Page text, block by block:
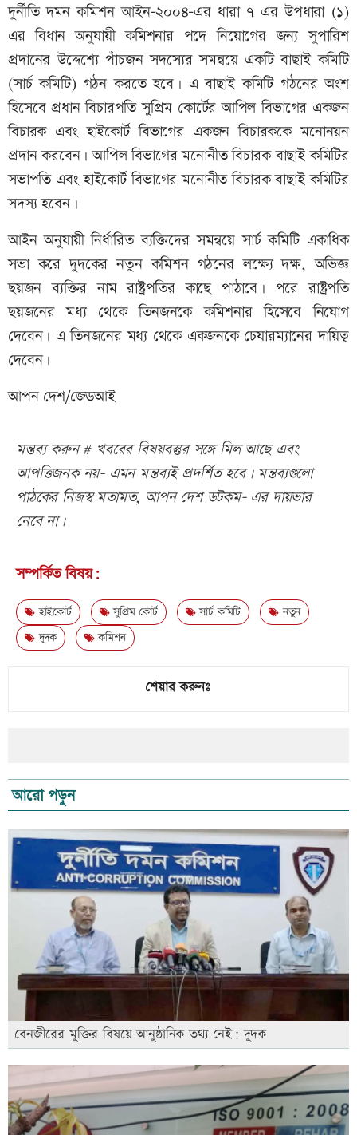
দুর্নীতি দমন কমিশন আইন-২০০৪-এর ধারা ৭ এর উপধারা (১)
এর বিধান অনুযায়ী কমিশনার পদে নিয়োগের জন্য সুপারিশ
প্রদানের উদ্দেশ্যে পাঁচজন সদস্যের সমন্বয়ে একটি বাছাই কমিটি
(সার্চ কমিটি) গঠন করতে হবে। এ বাছাই কমিটি গঠনের অংশ
হিসেবে প্রধান বিচারপতি সুপ্রিম কোর্টের আপিল বিভাগের একজন
বিচারক এবং হাইকোর্ট বিভাগের একজন বিচারককে মনোনয়ন
প্রদান করবেন। আপিল বিভাগের মনোনীত বিচারক বাছাই কমিটির
সভাপতি এবং হাইকোর্ট বিভাগের মনোনীত বিচারক বাছাই কমিটির
সদস্য হবেন।
আইন অনুযায়ী নির্ধারিত ব্যক্তিদের সমন্বয়ে সার্চ কমিটি একাধিক
সভা করে দুদকের নতুন কমিশন গঠনের লক্ষ্যে দক্ষ, অভিজ্ঞ
ছয়জন ব্যক্তির নাম রাষ্ট্রপতির কাছে পাঠাবে। পরে রাষ্ট্রপতি
ছয়জনের মধ্য থেকে তিনজনকে কমিশনার হিসেবে নিযোগ
দেবেন। এ তিনজনের মধ্য থেকে একজনকে চেযারম্যানের দায়িত্ব
দেবেন।
আপন দেশ/জেডআই
মন্তব্য করুন # খবরের বিষয়বস্তুর সঙ্গে মিল আছে এবং
আপত্তিজনক নয়- এমন মন্তব্যই প্রদর্শিত হবে। মন্তব্যগুলো
পাঠকের নিজস্ব মতামত, আপন দেশ ডটকম- এর দায়ভার
নেবে না।
সম্পর্কিত বিষয়:
হাইকোর্ট সুপ্রিম কোর্ট সার্চ কমিটি
নতুন
দুদক
কমিশন
শেয়ার করুনঃ
আরো পড়ুন
বেনজীরের মুক্তির বিষয়ে আনুষ্ঠানিক তথ্য নেই: দুদক